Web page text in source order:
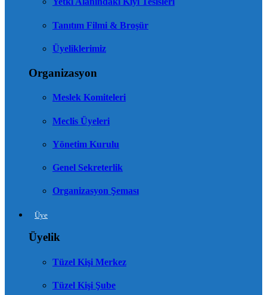
Tanıtım Filmi & Broşür
Üyeliklerimiz
Organizasyon
Meslek Komiteleri
Meclis Üyeleri
Yönetim Kurulu
Genel Sekreterlik
Organizasyon Şeması
Üye
Üyelik
Tüzel Kişi Merkez
Tüzel Kişi Şube